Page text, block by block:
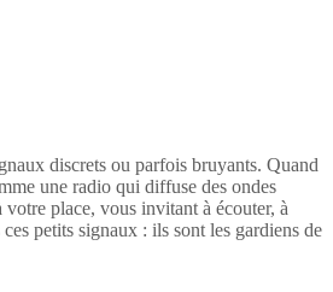
discrets ou parfois bruyants. Quand
une radio qui diffuse des ondes
place, vous invitant à écouter, à
petits signaux : ils sont les gardiens de